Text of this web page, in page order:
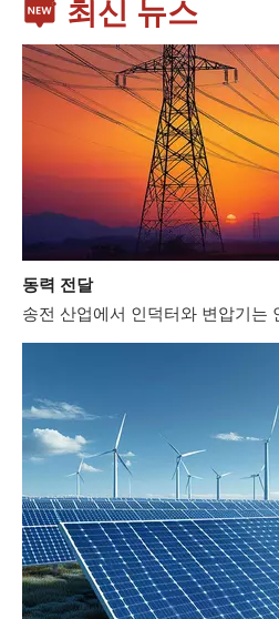
최신 뉴스
동력 전달
송전 산업에서 인덕터와 변압기는